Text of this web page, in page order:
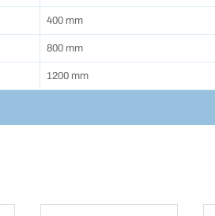
400 mm
800 mm
1200 mm